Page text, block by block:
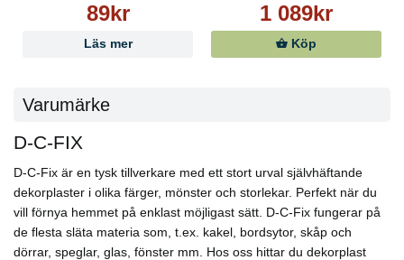
89kr
Läs mer
1 089kr
Köp
Varumärke
D-C-FIX
D-C-Fix är en tysk tillverkare med ett stort urval självhäftande
dekorplaster i olika färger, mönster och storlekar. Perfekt när du
vill förnya hemmet på enklast möjligast sätt. D-C-Fix fungerar på
de flesta släta materia som, t.ex. kakel, bordsytor, skåp och
dörrar, speglar, glas, fönster mm. Hos oss hittar du dekorplast